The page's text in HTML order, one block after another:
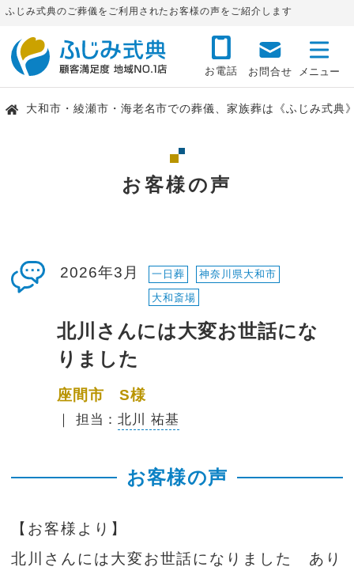
ふじみ式典のご葬儀をご利用されたお客様の声をご紹介します
お電話 お問合せ
大和市・綾瀬市・海老名市での葬儀、家族葬は《ふじみ式典
お客様の声
2026年3月 一日葬
神奈川県大和市
大和斎場
北川さんには大変お世話にな
りました
座間市 S様
｜ 担当：北川 祐基
お客様の声
【お客様より】
北川さんには大変お世話になりました あり